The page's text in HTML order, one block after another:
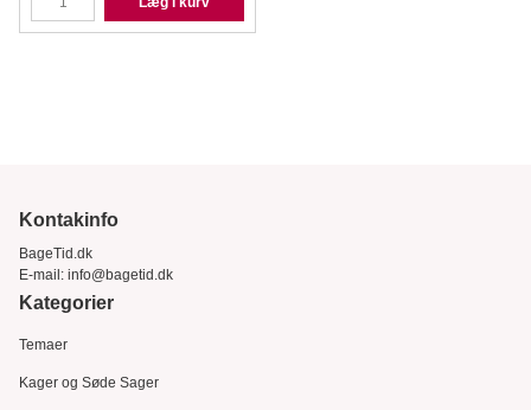
Kontakinfo
BageTid.dk
E-mail: info@bagetid.dk
Kategorier
Temaer
Kager og Søde Sager